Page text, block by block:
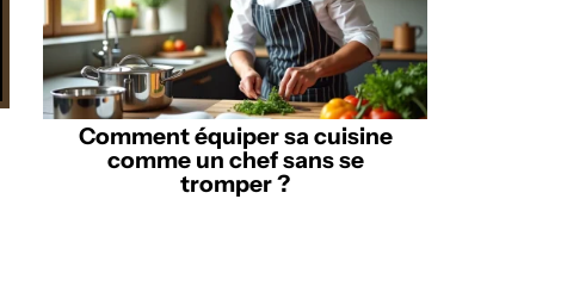
Comment équiper sa cuisine
comme un chef sans se
tromper ?